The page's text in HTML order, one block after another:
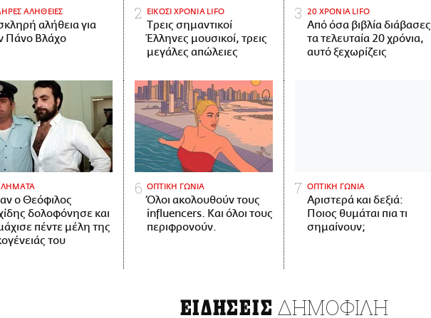
ΑΛΗΘΕΙΕΣ
αλήθεια για
Πάνο Βλάχο
ΕΙΚΟΣΙ ΧΡΟΝΙΑ LIFO
Tρεις σημαντικοί
Έλληνες μουσικοί, τρεις
μεγάλες απώλειες
20 ΧΡΟΝΙΑ LIFO
Από όσα βιβλία διάβασες
τα τελευταία 20 χρόνια,
αυτό ξεχωρίζεις
ο Θεόφιλος
δολοφόνησε και
πέντε μέλη της
του
ΟΠΤΙΚΗ ΓΩΝΙΑ
Όλοι ακολουθούν τους
influencers. Και όλοι τους
περιφρονούν.
ΟΠΤΙΚΗ ΓΩΝΙΑ
Αριστερά και δεξιά:
Ποιος θυμάται πια τι
σημαίνουν;
ΕΙΔΗΣΕΙΣ ΔΗΜΟΦΙΛΗ